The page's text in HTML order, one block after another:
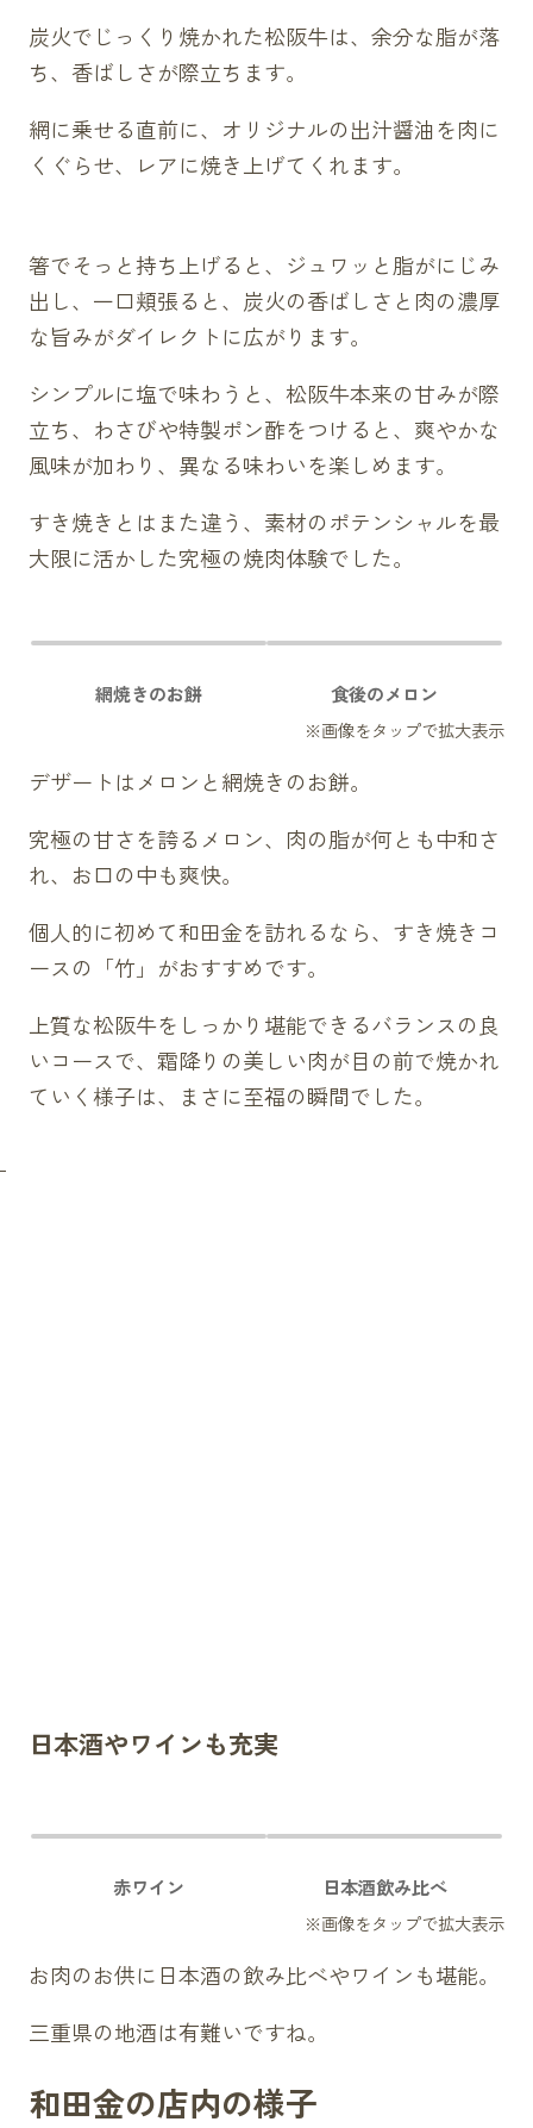
炭火でじっくり焼かれた松阪牛は、余分な脂が落
ち、香ばしさが際立ちます。
網に乗せる直前に、オリジナルの出汁醤油を肉に
くぐらせ、レアに焼き上げてくれます。
箸でそっと持ち上げると、ジュワッと脂がにじみ
出し、一口頬張ると、炭火の香ばしさと肉の濃厚
な旨みがダイレクトに広がります。
シンプルに塩で味わうと、松阪牛本来の甘みが際
立ち、わさびや特製ポン酢をつけると、爽やかな
風味が加わり、異なる味わいを楽しめます。
すき焼きとはまた違う、素材のポテンシャルを最
大限に活かした究極の焼肉体験でした。
網焼きのお餅 食後のメロン
デザートはメロンと網焼きのお餅。
究極の甘さを誇るメロン、肉の脂が何とも中和さ
れ、お口の中も爽快。
個人的に初めて和田金を訪れるなら、すき焼きコ
ースの「竹」がおすすめです。
上質な松阪牛をしっかり堪能できるバランスの良
いコースで、霜降りの美しい肉が目の前で焼かれ
ていく様子は、まさに至福の瞬間でした。
日本酒やワインも充実
赤ワイン 日本酒飲み比べ
お肉のお供に日本酒の飲み比べやワインも堪能。
三重県の地酒は有難いですね。
和田金の店内の様子